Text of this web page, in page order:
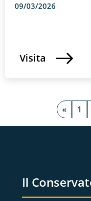
09/03/2026
Visita
« 1
Il